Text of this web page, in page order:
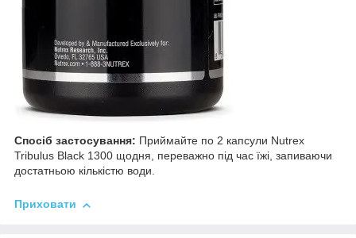
Спосіб застосування: Приймайте по 2 капсули Nutrex
Tribulus Black 1300 щодня, переважно під час їжі, запиваючи
достатньою кількістю води.
Приховати